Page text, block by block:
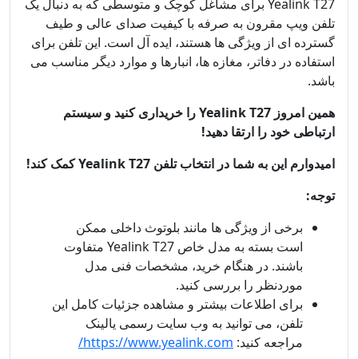
Yealink T27 برای مشاغل کوچک و متوسطی که به دنبال یک
تلفن ویپ مقرون به صرفه با کیفیت صدای عالی و طیف
گسترده ای از ویژگی ها هستند، ایده آل است. این تلفن برای
استفاده در دفاتر، مغازه ها، انبارها و موارد دیگر مناسب می
باشد.
همین امروز Yealink T27 را خریداری کنید و سیستم
ارتباطی خود را ارتقا دهید!
امیدوارم این به شما در انتخاب تلفن Yealink T27 کمک کند!
توجه:
برخی از ویژگی ها مانند بلوتوث داخلی ممکن
است بسته به مدل خاص Yealink T27 متفاوت
باشند. در هنگام خرید، مشخصات فنی مدل
موردنظر را بررسی کنید.
برای اطلاعات بیشتر و مشاهده جزئیات کامل این
تلفن، می توانید به وب سایت رسمی یالینک
مراجعه کنید: https://www.yealink.com/